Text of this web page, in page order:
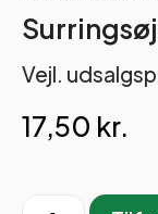
Vejl.
17,50 kr.